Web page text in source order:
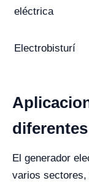
eléctrica
Electrobisturí
El generador
varios sectores,